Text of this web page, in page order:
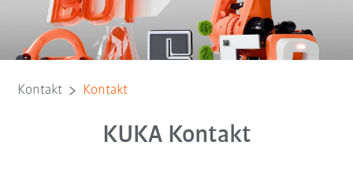
Kontakt Kontakt
KUKA Kontakt